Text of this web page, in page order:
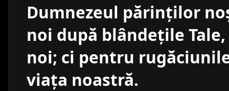
Dumnezeul părinţilor
noi după blândeţile
noi; ci pentru
viaţa noastră.